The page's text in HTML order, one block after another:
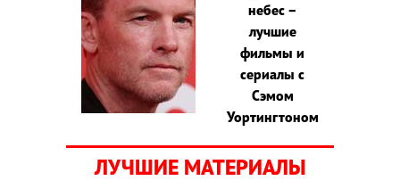
небес –
лучшие
фильмы и
сериалы с
Сэмом
Уортингтоном
ЛУЧШИЕ МАТЕРИАЛЫ